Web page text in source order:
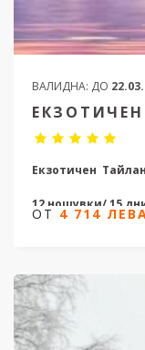
ВАЛИДНА: ДО
Екзотичен
12 нощувки/ 15
ОТ 4 714
ОТ 4 714